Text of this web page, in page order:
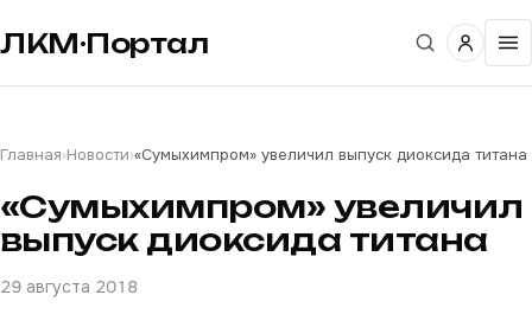
ЛКМ·Портал
Главная›Новости›«Сумыхимпром» увеличил выпуск диоксида титана
«Сумыхимпром» увеличил
выпуск диоксида титана
29 августа 2018